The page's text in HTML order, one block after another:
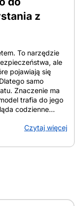
z
To narzędzie
ale
pojawiają się
samo
Znaczenie ma
trafia do jego
codzienne
ocenić
Z artykułu
Czytaj więcej